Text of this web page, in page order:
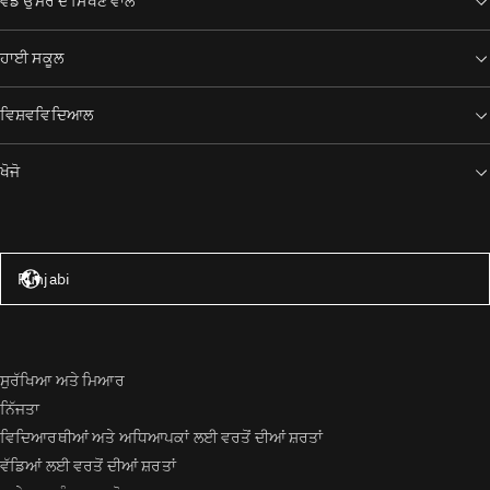
ਹਾਈ ਸਕੂਲ
ਵਿਸ਼ਵਵਿਦਿਆਲ
ਖੋਜੋ
Punjabi
ਸੁਰੱਖਿਆ ਅਤੇ ਮਿਆਰ
ਨਿੱਜਤਾ
ਵਿਦਿਆਰਥੀਆਂ ਅਤੇ ਅਧਿਆਪਕਾਂ ਲਈ ਵਰਤੋਂ ਦੀਆਂ ਸ਼ਰਤਾਂ
ਵੱਡਿਆਂ ਲਈ ਵਰਤੋਂ ਦੀਆਂ ਸ਼ਰਤਾਂ